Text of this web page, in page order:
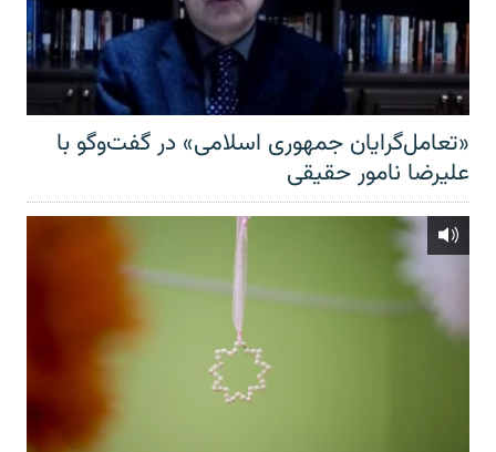
«تعامل‌گرایان جمهوری اسلامی» در گفت‌وگو با
علیرضا نامور حقیقی